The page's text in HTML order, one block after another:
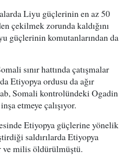
Liyu güçlerinin en az 50
çekilmek zorunda kaldığını
güçlerinin komutanlarından da
sınır hattında çatışmalar
Etiyopya ordusu da ağır
Somali kontrolündeki Ogadin
etmeye çalışıyor.
Etiyopya güçlerine yönelik
saldırılarda Etiyopya
ve milis öldürülmüştü.